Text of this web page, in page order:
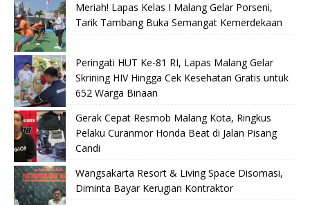
Meriah! Lapas Kelas I Malang Gelar Porseni,
Tarik Tambang Buka Semangat Kemerdekaan
Peringati HUT Ke-81 RI, Lapas Malang Gelar
Skrining HIV Hingga Cek Kesehatan Gratis untuk
652 Warga Binaan
Gerak Cepat Resmob Malang Kota, Ringkus
Pelaku Curanmor Honda Beat di Jalan Pisang
Candi
Wangsakarta Resort & Living Space Disomasi,
Diminta Bayar Kerugian Kontraktor